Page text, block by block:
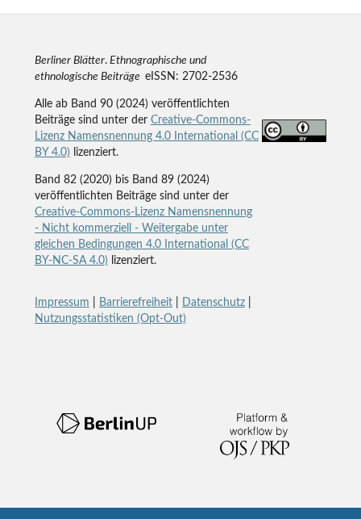
Berliner Blätter.Ethnographische und
ethnologische Beiträge eISSN: 2702-2536
Alle ab Band 90 (2024) veröffentlichten
Beiträge sind unter der Creative-Commons-
Lizenz Namensnennung 4.0 International (CC
BY 4.0) lizenziert.
Band 82 (2020) bis Band 89 (2024)
veröffentlichten Beiträge sind unter der
Creative-Commons-Lizenz Namensnennung
- Nicht kommerziell - Weitergabe unter
gleichen Bedingungen 4.0 International (CC
BY-NC-SA 4.0) lizenziert.
Impressum Barrierefreiheit| Datenschutz|
Nutzungsstatistiken (Opt-Out)